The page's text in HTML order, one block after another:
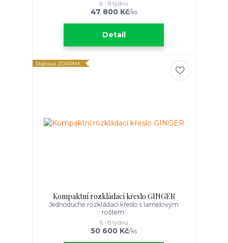
47 800 Kč/ks
6 - 8 týdnů
Detail
Doprava ZDARMA
Kompaktní rozkládací křeslo GINGER
Jednoduché rozkládací křeslo s lamelovým
roštem.
50 600 Kč/ks
6 - 8 týdnů